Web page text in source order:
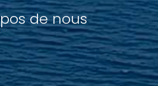
de nous